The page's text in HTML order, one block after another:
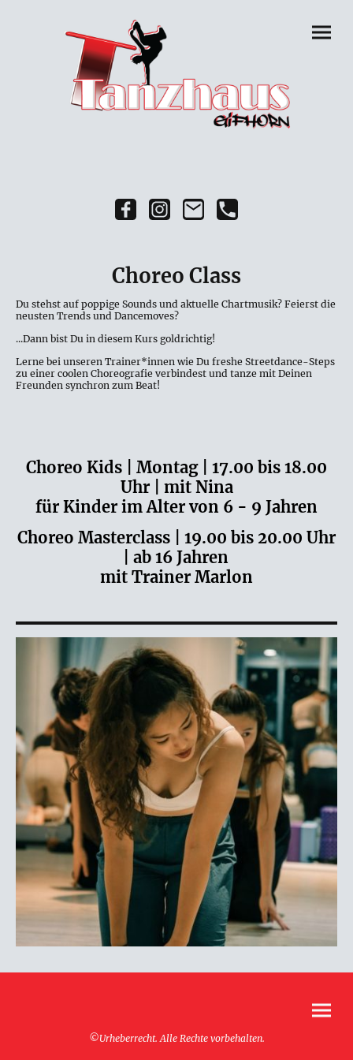
Choreo Class
Du stehst auf poppige Sounds und aktuelle Chartmusik? Feierst die
neusten Trends und Dancemoves?
...Dann bist Du in diesem Kurs goldrichtig!
Lerne bei unseren Trainer*innen wie Du freshe Streetdance-Steps
zu einer coolen Choreografie verbindest und tanze mit Deinen
Freunden synchron zum Beat!
Choreo Kids | Montag | 17.00 bis 18.00
Uhr | mit Nina
für Kinder im Alter von 6 - 9 Jahren
Choreo Masterclass | 19.00 bis 20.00 Uhr
| ab 16 Jahren
mit Trainer Marlon
©Urheberrecht. Alle Rechte vorbehalten.